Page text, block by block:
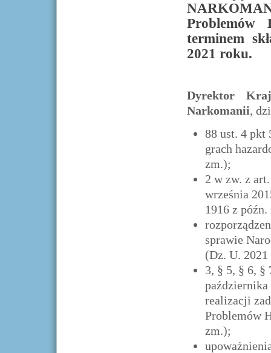
Problemów
terminem
2021 roku.
Dyrektor
Narkomanii,
88 ust. 4 pkt
grach
zm.);
2 w zw. z
września
1916 z
sprawie
(Dz. U.
3, § 5, § 6,
realizacji
Problemów
zm.);